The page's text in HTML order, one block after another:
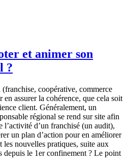
et animer son
?
coopérative, commerce
en assurer la cohérence, que cela soit
client. Généralement, un
régional se rend sur site afin
l’activité d’un franchisé (un audit),
un plan d’action pour en améliorer
les nouvelles pratiques, suite aux
depuis le 1er confinement ? Le point